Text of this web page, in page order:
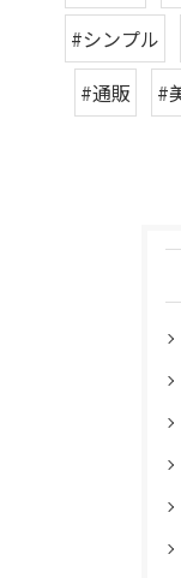
#シンプル
#通販
#